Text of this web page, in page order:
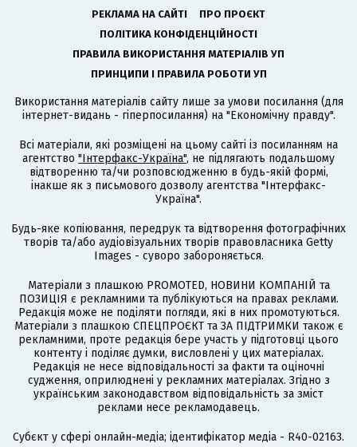
РЕКЛАМА НА САЙТІ
ПРО ПРОЄКТ
ПОЛІТИКА КОНФІДЕНЦІЙНОСТІ
ПРАВИЛА ВИКОРИСТАННЯ МАТЕРІАЛІВ УП
ПРИНЦИПИ І ПРАВИЛА РОБОТИ УП
Використання матеріалів сайту лише за умови посилання (для
інтернет-видань - гіперпосилання) на "Економічну правду".
Всі матеріали, які розміщені на цьому сайті із посиланням на
агентство "Інтерфакс-Україна", не підлягають подальшому
відтворенню та/чи розповсюдженню в будь-якій формі,
інакше як з письмового дозволу агентства "Інтерфакс-
Україна".
Будь-яке копіювання, передрук та відтворення фотографічних
творів та/або аудіовізуальних творів правовласника Getty
Images - суворо забороняється.
Матеріали з плашкою PROMOTED, НОВИНИ КОМПАНІЙ та
ПОЗИЦІЯ є рекламними та публікуються на правах реклами.
Редакція може не поділяти погляди, які в них промотуються.
Матеріали з плашкою СПЕЦПРОЄКТ та ЗА ПІДТРИМКИ також є
рекламними, проте редакція бере участь у підготовці цього
контенту і поділяє думки, висловлені у цих матеріалах.
Редакція не несе відповідальності за факти та оціночні
судження, оприлюднені у рекламних матеріалах. Згідно з
українським законодавством відповідальність за зміст
реклами несе рекламодавець.
Cубєкт у сфері онлайн-медіа; ідентифікатор медіа - R40-02163.